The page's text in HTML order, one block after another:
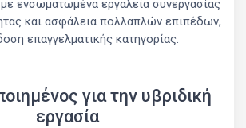
ενσωματωμένα εργαλεία συνεργασίας
και ασφάλεια πολλαπλών επιπέδων,
επαγγελματικής κατηγορίας.
για την υβριδική
εργασία